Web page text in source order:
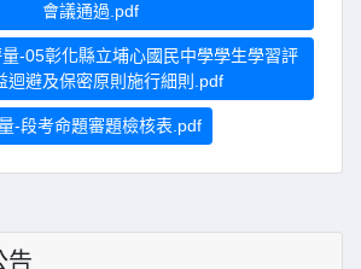
會議通過.pdf
-05彰化縣立埔心國民中學學生學習評
迴避及保密原則施行細則.pdf
-段考命題審題檢核表.pdf
告